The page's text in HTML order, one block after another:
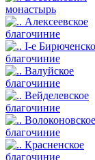
монастырь
Алексеевское
благочиние
I-е
благочиние
Валуйское
благочиние
Вейделевское
благочиние
Волоконовское
благочиние
Красненское
благочиние